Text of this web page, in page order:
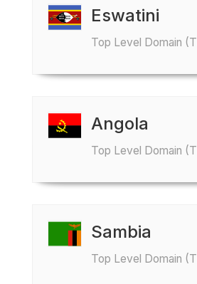
Eswatini
Top Level Domain
Angola
Top Level Domain
Sambia
Top Level Domain